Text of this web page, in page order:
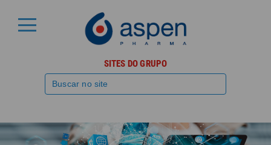
SITES DO GRUPO